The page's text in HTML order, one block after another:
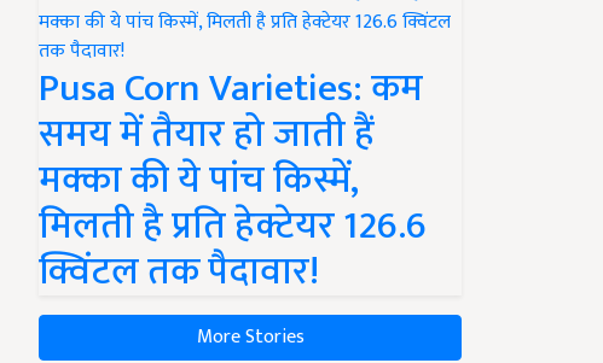
Pusa Corn Varieties: कम
समय में तैयार हो जाती हैं
मक्का की ये पांच किस्में,
मिलती है प्रति हेक्टेयर 126.6
क्विंटल तक पैदावार!
More Stories